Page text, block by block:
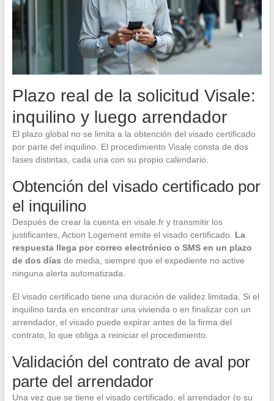
Plazo real de la solicitud Visale:
inquilino y luego arrendador
El plazo global no se limita a la obtención del visado certificado
por parte del inquilino. El procedimiento Visale consta de dos
fases distintas, cada una con su propio calendario.
Obtención del visado certificado por
el inquilino
Después de crear la cuenta en visale.fr y transmitir los
justificantes, Action Logement emite el visado certificado. La
respuesta llega por correo electrónico o SMS en un plazo
de dos días de media, siempre que el expediente no active
ninguna alerta automatizada.
El visado certificado tiene una duración de validez limitada. Si el
inquilino tarda en encontrar una vivienda o en finalizar con un
arrendador, el visado puede expirar antes de la firma del
contrato, lo que obliga a reiniciar el procedimiento.
Validación del contrato de aval por
parte del arrendador
Una vez que se tiene el visado certificado, el arrendador (o su